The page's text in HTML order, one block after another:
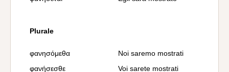
Plurale
φανησόμεθα
Noi saremo mostrati
φανήσεσθε
Voi sarete mostrati